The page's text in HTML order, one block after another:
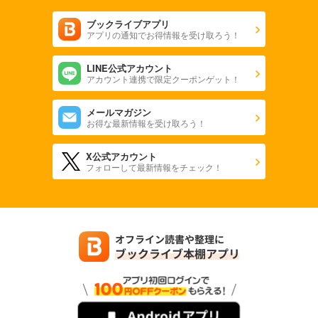
弱虫ペダル 97
649円 (税込)
あらすじを表示する
弱虫ペダル 98
あらすじを表示する
弱虫ペダル 99
649 円 (税込)
ブックライブアプリ
アプリの通知でお得情報を受け取ろう！
LINE公式アカウント
アカウント連携で限定クーポンゲット！
メールマガジン
お得な最新情報を受け取ろう！
X公式アカウント
フォローして最新情報をチェック！